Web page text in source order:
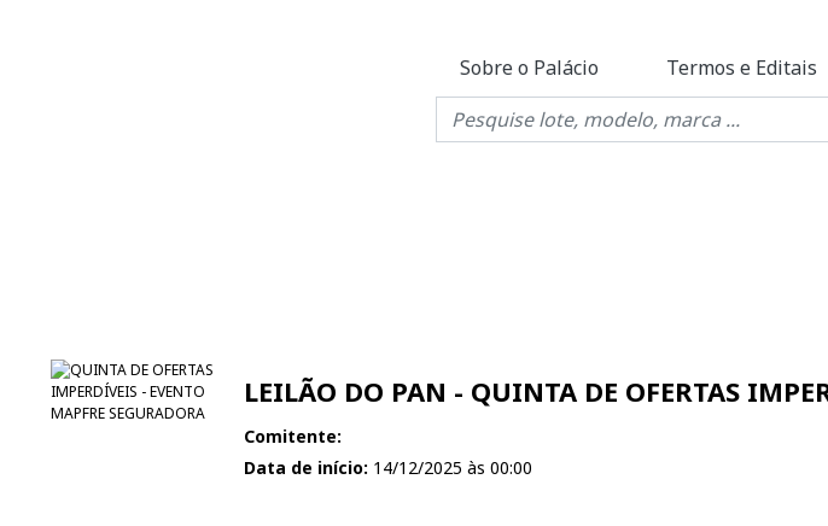
Sobre o Palácio Termos e Editais
LEILÃO DO PAN - QUINTA DE OFERTAS
Comitente:
Data de início: 14/12/2025 às 00:00